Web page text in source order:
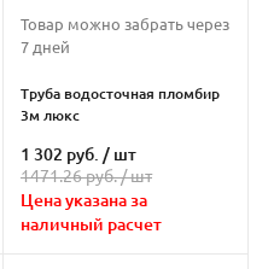
Товар можно забрать через
7 дней
Труба водосточная пломбир
3м люкс
1 302 руб. / шт
1471.26 руб. /шт
Цена указана за
наличный расчет